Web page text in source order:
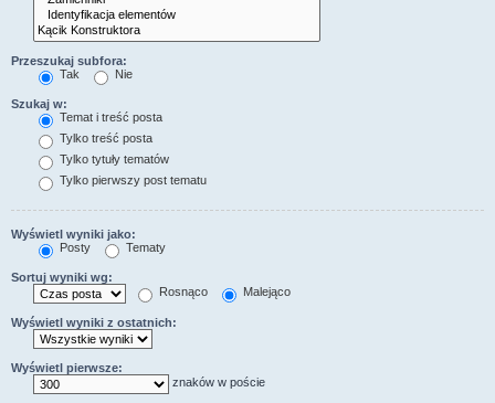
Przeszukaj subfora:
Tak
Nie
Szukaj w:
Temat i treść posta
Tylko treść posta
Tylko tytuły tematów
Tylko pierwszy post tematu
Wyświetl wyniki jako:
Posty
Tematy
Sortuj wyniki wg:
Rosnąco
Malejąco
Wyświetl wyniki z ostatnich:
Wyświetl pierwsze:
znaków w poście